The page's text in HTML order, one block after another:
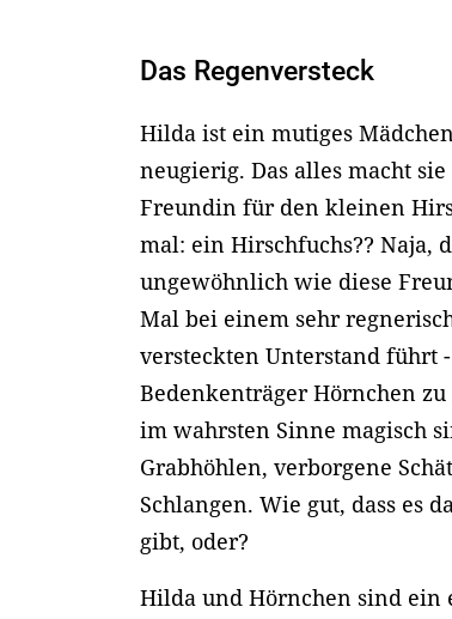
Das Regenversteck
Hilda ist ein mutiges
neugierig. Das alles macht
Freundin für den kleinen
mal: ein Hirschfuchs?? Naja,
ungewöhnlich wie diese
Mal bei einem sehr
versteckten Unterstand führt
Bedenkenträger Hörnchen
im wahrsten Sinne magisch
Grabhöhlen, verborgene
Schlangen. Wie gut, dass es
gibt, oder?
Hilda und Hörnchen sind ein